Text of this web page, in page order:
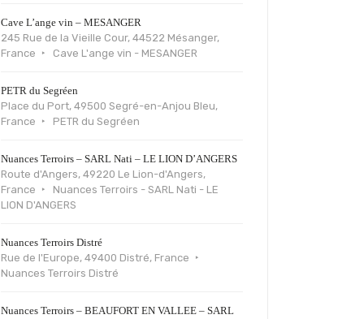
Cave L’ange vin – MESANGER
245 Rue de la Vieille Cour, 44522 Mésanger,
France
Cave L'ange vin - MESANGER
PETR du Segréen
Place du Port, 49500 Segré-en-Anjou Bleu,
France
PETR du Segréen
Nuances Terroirs – SARL Nati – LE LION D’ANGERS
Route d'Angers, 49220 Le Lion-d'Angers,
France
Nuances Terroirs - SARL Nati - LE
LION D'ANGERS
Nuances Terroirs Distré
Rue de l'Europe, 49400 Distré, France
Nuances Terroirs Distré
Nuances Terroirs – BEAUFORT EN VALLEE – SARL